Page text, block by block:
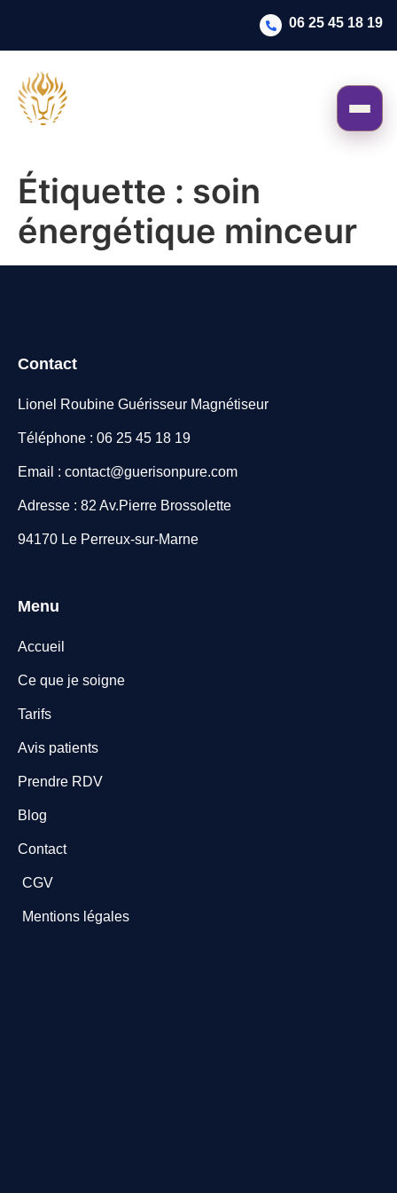
06 25 45 18 19
Étiquette : soin
énergétique minceur
Contact
Lionel Roubine Guérisseur Magnétiseur
Téléphone : 06 25 45 18 19
Email : contact@guerisonpure.com
Adresse : 82 Av.Pierre Brossolette
94170 Le Perreux-sur-Marne
Menu
Accueil
Ce que je soigne
Tarifs
Avis patients
Prendre RDV
Blog
Contact
CGV
Mentions légales